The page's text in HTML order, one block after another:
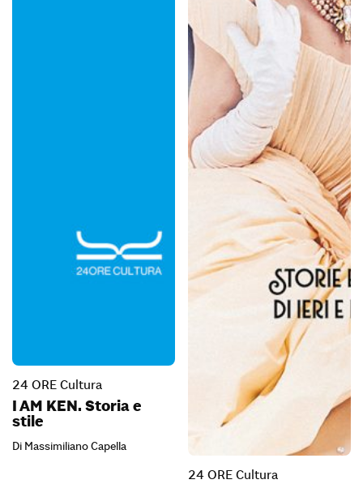
24 ORE Cultura
I AM KEN. Storia e
stile
Di Massimiliano Capella
24 ORE Cultura